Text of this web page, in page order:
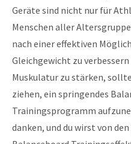
Geräte sind nicht nur für
Menschen aller
nach einer effektiven
Gleichgewicht zu
Muskulatur zu stärken,
ziehen, ein springendes
Trainingsprogramm
danken, und du wirst von